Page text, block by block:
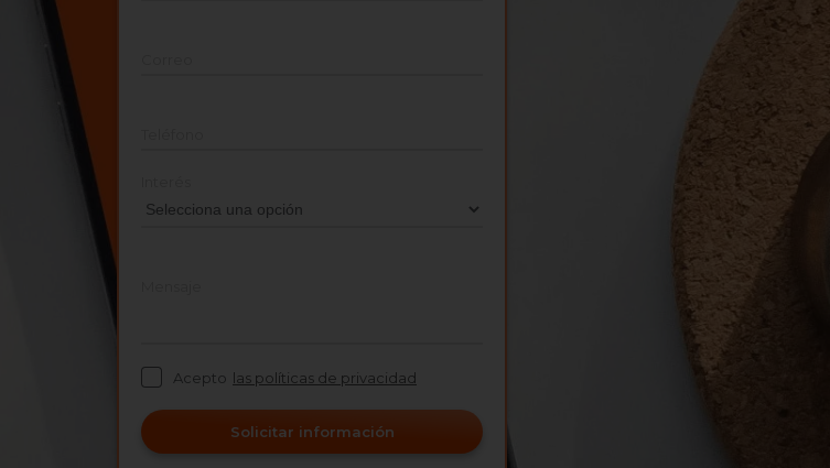
Acepto las políticas de privacidad
Solicitar información